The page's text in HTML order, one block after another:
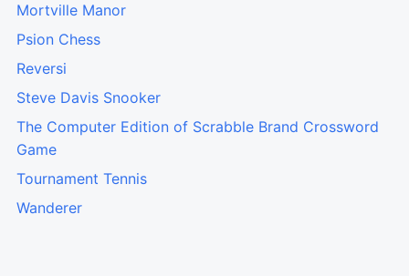
Mortville Manor
Psion Chess
Reversi
Steve Davis Snooker
The Computer Edition of Scrabble Brand Crossword
Game
Tournament Tennis
Wanderer